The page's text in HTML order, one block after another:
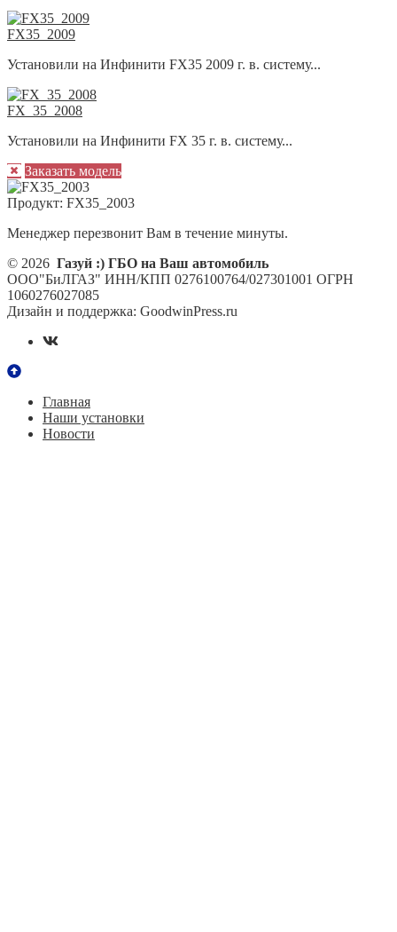
FX35_2009
Установили на Инфинити FX35 2009 г. в. систему...
FX_35_2008
Установили на Инфинити FX 35 г. в. систему...
Заказать модель
Продукт: FX35_2003
Менеджер перезвонит Вам в течение минуты.
© 2026 Газуй :) ГБО на Ваш автомобиль
ООО"БиЛГАЗ" ИНН/КПП 0276100764/027301001 ОГРН
1060276027085
Дизайн и поддержка: GoodwinPress.ru
Главная
Наши установки
Новости